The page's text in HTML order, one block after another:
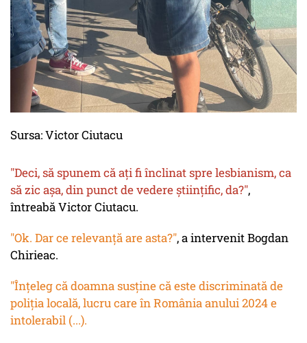
Sursa: Victor Ciutacu
"Deci, să spunem că ați fi înclinat sprelesbianism, ca
să zic așa, din punct de vedere științific, da?",
întreabă Victor Ciutacu.
"Ok. Dar ce relevanță are asta?", a intervenit Bogdan
Chirieac.
"Înțeleg că doamna susține că este discriminată de
poliția locală, lucru care în România anului 2024 e
intolerabil (...).